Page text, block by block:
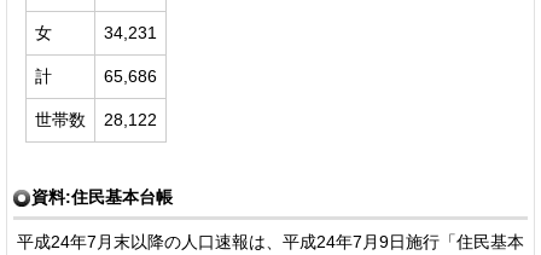
女 34,231
計 65,686
世帯数 28,122
資料:住民基本台帳
平成24年7月末以降の人口速報は、平成24年7月9日施行「住民基本